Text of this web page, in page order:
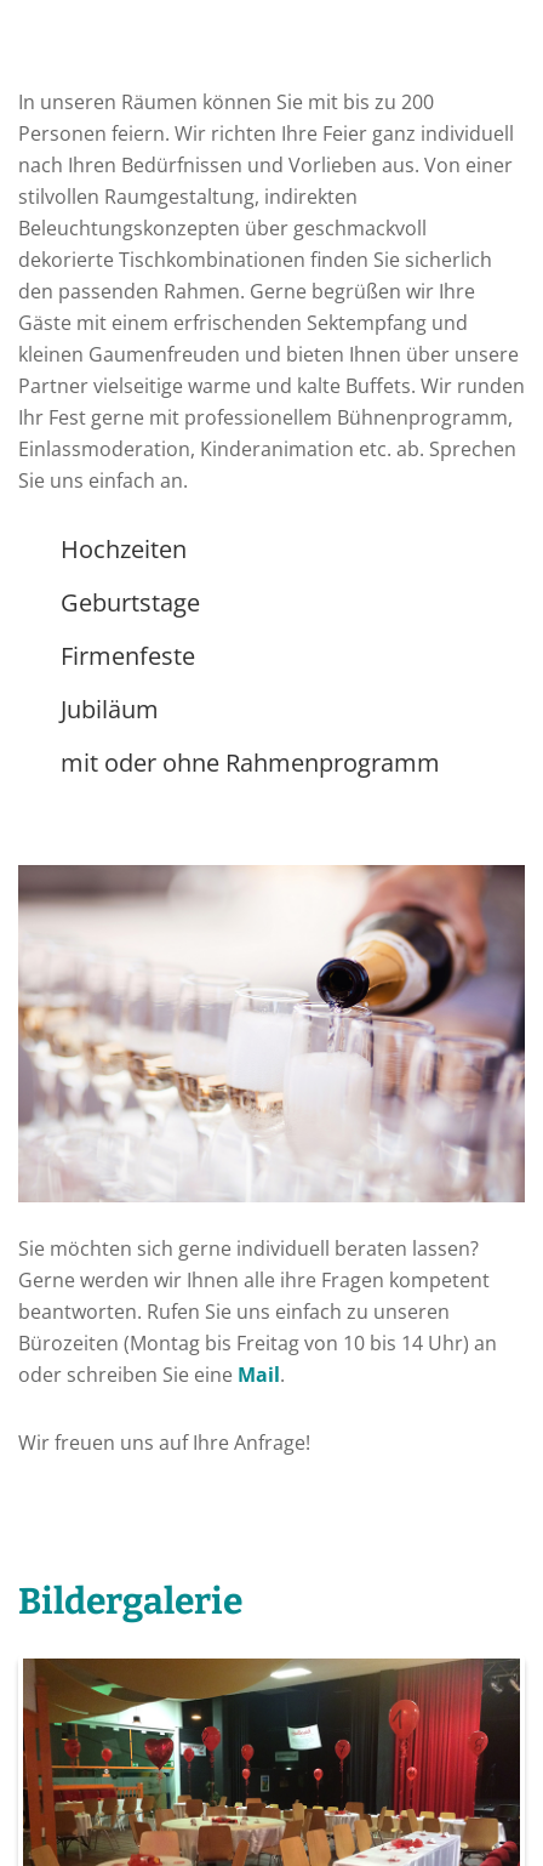
In unseren Räumen können Sie mit bis zu 200
Personen feiern. Wir richten Ihre Feier ganz individuell
nach Ihren Bedürfnissen und Vorlieben aus. Von einer
stilvollen Raumgestaltung, indirekten
Beleuchtungskonzepten über geschmackvoll
dekorierte Tischkombinationen finden Sie sicherlich
den passenden Rahmen. Gerne begrüßen wir Ihre
Gäste mit einem erfrischenden Sektempfang und
kleinen Gaumenfreuden und bieten Ihnen über unsere
Partner vielseitige warme und kalte Buffets. Wir runden
Ihr Fest gerne mit professionellem Bühnenprogramm,
Einlassmoderation, Kinderanimation etc. ab. Sprechen
Sie uns einfach an.
Hochzeiten
Geburtstage
Firmenfeste
Jubiläum
mit oder ohne Rahmenprogramm
Sie möchten sich gerne individuell beraten lassen?
Gerne werden wir Ihnen alle ihre Fragen kompetent
beantworten. Rufen Sie uns einfach zu unseren
Bürozeiten (Montag bis Freitag von 10 bis 14 Uhr) an
oder schreiben Sie eine Mail.
Wir freuen uns auf Ihre Anfrage!
Bildergalerie